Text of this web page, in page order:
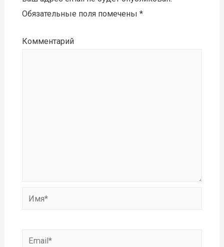
Обязательные поля помечены *
Комментарий
Имя*
Email*